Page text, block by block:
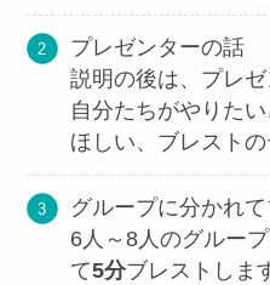
プレゼンターの話
説明の後は、プレゼ
自分たちがやりた
ほしい、ブレストの
グループに分かれて
6人～8人のグルー
て5分ブレストしま